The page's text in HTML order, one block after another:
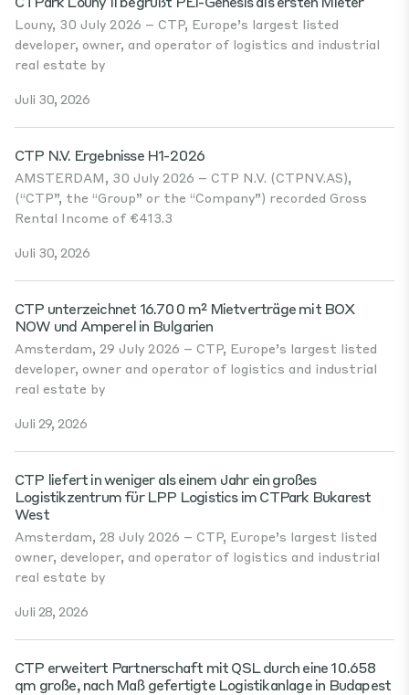
Louny, 30 July 2026 – CTP, Europe’s largest listed
developer, owner, and operator of logistics and industrial
real estate by
Juli 30, 2026
CTP N.V. Ergebnisse H1-2026
AMSTERDAM, 30 July 2026 – CTP N.V. (CTPNV.AS),
(“CTP”, the “Group” or the “Company”) recorded Gross
Rental Income of €413.3
Juli 30, 2026
CTP unterzeichnet 16.700 m² Mietverträge mit BOX
NOW und Amperel in Bulgarien
Amsterdam, 29 July 2026 – CTP, Europe’s largest listed
developer, owner and operator of logistics and industrial
real estate by
Juli 29, 2026
CTP liefert in weniger als einem Jahr ein großes
Logistikzentrum für LPP Logistics im CTPark Bukarest
West
Amsterdam, 28 July 2026 – CTP, Europe’s largest listed
owner, developer, and operator of logistics and industrial
real estate by
Juli 28, 2026
CTP erweitert Partnerschaft mit QSL durch eine 10.658
qm große, nach Maß gefertigte Logistikanlage in Budapest